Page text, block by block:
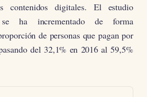
contenidos digitales. El estudio
ha incrementado de forma
de personas que pagan por
del 32,1% en 2016 al 59,5%